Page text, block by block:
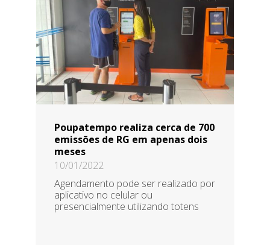
Poupatempo realiza cerca de 700
emissões de RG em apenas dois
meses
10/01/2022
Agendamento pode ser realizado por
aplicativo no celular ou
presencialmente utilizando totens